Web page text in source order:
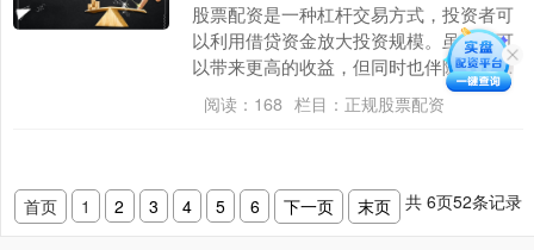
股票配资是一种杠杆交易方式，投资者可
以利用借贷资金放大投资规模。虽然它可
以带来更高的收益，但同时也伴随着更大
的风险。 这些平台提供各种配资选项，以
满足不同投资者....
阅读： 168 栏目： 正规股票配资
首页 1 2 3 4 5 6 下一页 末页 共6页52条记录